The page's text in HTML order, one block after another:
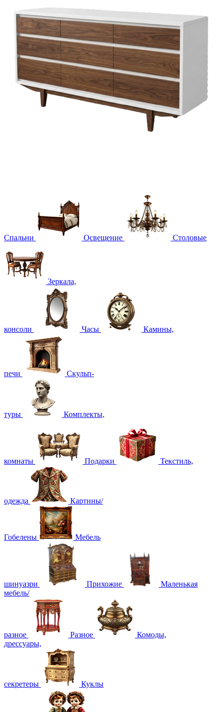
Спальни Освещение Столовые
Зеркала,
консоли Часы Камины,
печи Скульп-
туры Комплекты,
комнаты Подарки Текстиль,
одежда Картины/
Гобелены Мебель
шинуазри Прихожие
Маленькая
мебель/
разное Разное
Комоды,
дрессуары,
секретеры Куклы